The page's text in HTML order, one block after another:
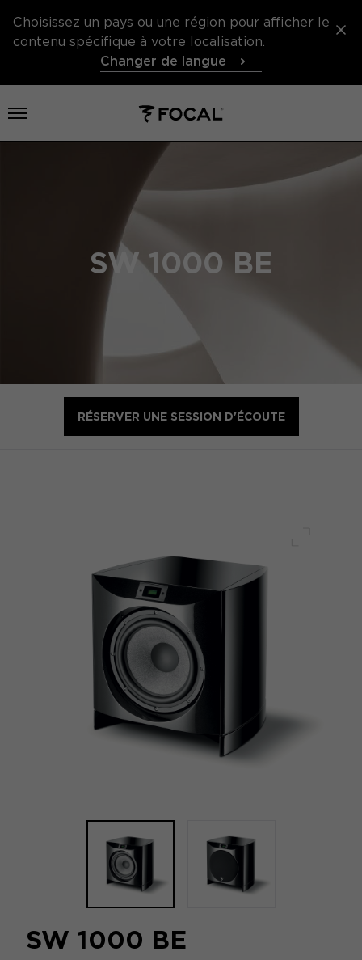
Choisissez un pays ou une région pour afficher le
contenu spécifique à votre localisation.
Changer de langue
Ouvrir le menu
SW 1000 BE
RÉSERVER UNE SESSION D'ÉCOUTE
SW 1000 BE